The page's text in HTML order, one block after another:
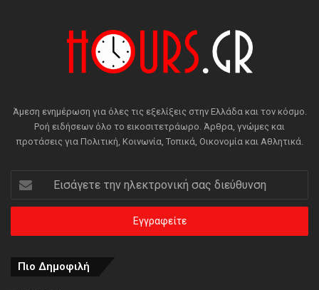
Άμεση ενημέρωση για όλες τις εξελίξεις στην Ελλάδα και τον κόσμο.
Ροή ειδήσεων όλο το εικοσιτετράωρο. Άρθρα, γνώμες και
προτάσεις για Πολιτική, Κοινωνία, Τοπικά, Οικονομία και Αθλητικά.
Εισάγετε
την
ηλεκτρονική
διεύθυνση
Πιο Δημοφιλή